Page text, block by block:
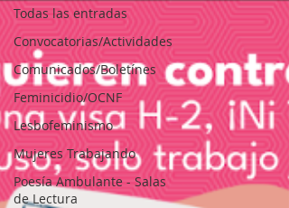
Todas las entradas
Convocatorias/Actividades
Comunicados/Boletínes
Feminicidio/OCNF
Lesbofeminismo
Mujeres Trabajando
Poesía Ambulante - Salas
de Lectura